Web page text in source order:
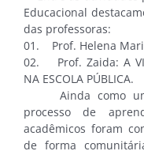
Educacional
das professoras:
01. Prof. Helena
02. Prof. Zaida: A
NA ESCOLA PÚBLICA.
Ainda como um
processo de
acadêmicos foram
de forma